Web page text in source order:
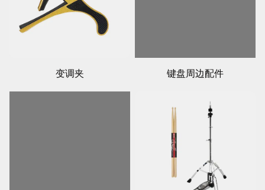
变调夹 键盘周边配件